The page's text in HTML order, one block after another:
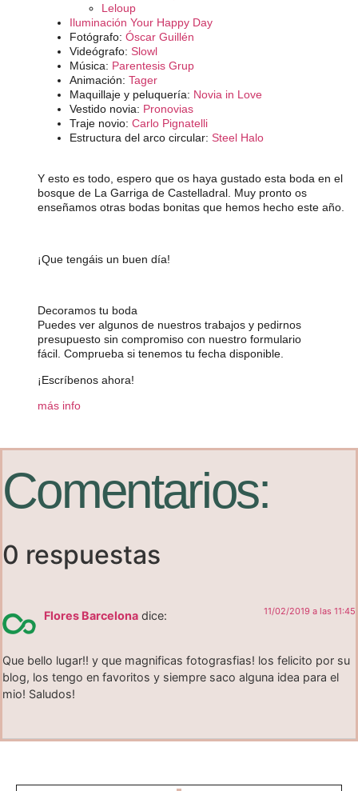
Leloup
Iluminación Your Happy Day
Fotógrafo: Óscar Guillén
Videógrafo: Slowl
Música: Parentesis Grup
Animación: Tager
Maquillaje y peluquería: Novia in Love
Vestido novia: Pronovias
Traje novio: Carlo Pignatelli
Estructura del arco circular: Steel Halo
Y esto es todo, espero que os haya gustado esta boda en el
bosque de La Garriga de Castelladral. Muy pronto os
enseñamos otras bodas bonitas que hemos hecho este año.
¡Que tengáis un buen día!
Decoramos tu boda
Puedes ver algunos de nuestros trabajos y pedirnos
presupuesto sin compromiso con nuestro formulario
fácil. Comprueba si tenemos tu fecha disponible.
¡Escríbenos ahora!
más info
Comentarios:
0 respuestas
Flores Barcelona dice: 11/02/2019 a las 11:45
Que bello lugar!! y que magnificas fotograsfias! los felicito por su
blog, los tengo en favoritos y siempre saco alguna idea para el
mio! Saludos!